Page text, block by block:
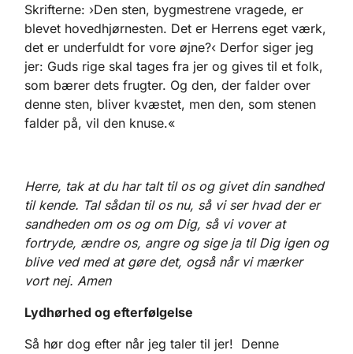
Skrifterne: ›Den sten, bygmestrene vragede, er
blevet hovedhjørnesten. Det er Herrens eget værk,
det er underfuldt for vore øjne?‹ Derfor siger jeg
jer: Guds rige skal tages fra jer og gives til et folk,
som bærer dets frugter. Og den, der falder over
denne sten, bliver kvæstet, men den, som stenen
falder på, vil den knuse.«
Herre, tak at du har talt til os og givet din sandhed
til kende. Tal sådan til os nu, så vi ser hvad der er
sandheden om os og om Dig, så vi vover at
fortryde, ændre os, angre og sige ja til Dig igen og
blive ved med at gøre det, også når vi mærker
vort nej. Amen
Lydhørhed og efterfølgelse
Så hør dog efter når jeg taler til jer! Denne